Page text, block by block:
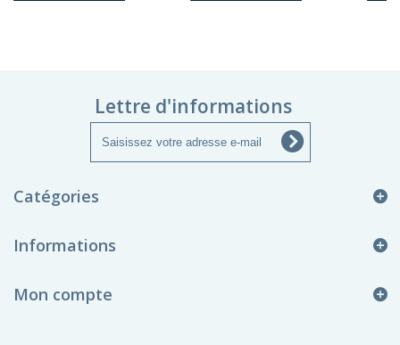
Lettre d'informations
Catégories
Informations
Mon compte